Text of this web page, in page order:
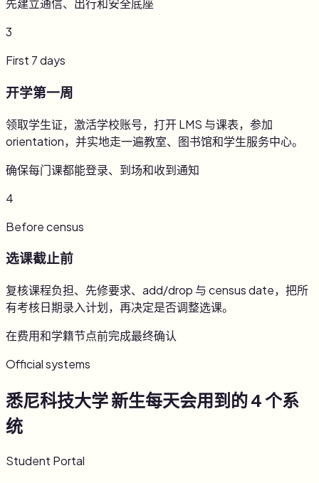
先建立通信、出行和安全底座
3
First 7 days
开学第一周
领取学生证，激活学校账号，打开 LMS 与课表，参加
orientation，并实地走一遍教室、图书馆和学生服务中心。
确保每门课都能登录、到场和收到通知
4
Before census
选课截止前
复核课程负担、先修要求、add/drop 与 census date，把所
有考核日期录入计划，再决定是否调整选课。
在费用和学籍节点前完成最终确认
Official systems
悉尼科技大学 新生每天会用到的 4 个系
统
Student Portal